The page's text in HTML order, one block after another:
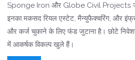
Sponge Iron और Globe Civil Projects
इनका मकसद रियल एस्टेट, मैन्युफैक्चरिंग, और
और कर्ज चुकाने के लिए फंड जुटाना है। छोटे
में आकर्षक विकल्प खुले हैं।